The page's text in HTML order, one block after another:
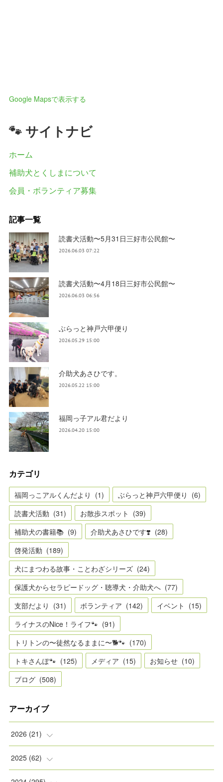
Google Mapsで表示する
🐾 サイトナビ
ホーム
補助犬とくしまについて
会員・ボランティア募集
記事一覧
読書犬活動〜5月31日三好市公民館〜
2026.06.03 07:22
読書犬活動〜4月18日三好市公民館〜
2026.06.03 06:56
ぶらっと神戸六甲便り
2026.05.29 15:00
介助犬あさひです。
2026.05.22 15:00
福岡っ子アル君だより
2026.04.20 15:00
カテゴリ
福岡っこアルくんだより (1) ぶらっと神戸六甲便り (6)
読書犬活動 (31) お散歩スポット (39)
補助犬の書籍📚 (9) 介助犬あさひです❣️ (28)
啓発活動 (189)
犬にまつわる故事・ことわざシリーズ (24)
保護犬からセラピードッグ・聴導犬・介助犬へ (77)
支部だより (31) ボランティア (142) イベント (15)
ライナスのNice！ライフ🐾 (91)
トリトンの〜徒然なるままに〜🐕🐾 (170)
トキさんぽ🐾 (125) メディア (15) お知らせ (10)
ブログ (508)
アーカイブ
2026 (21)
(2)
2025 (62)